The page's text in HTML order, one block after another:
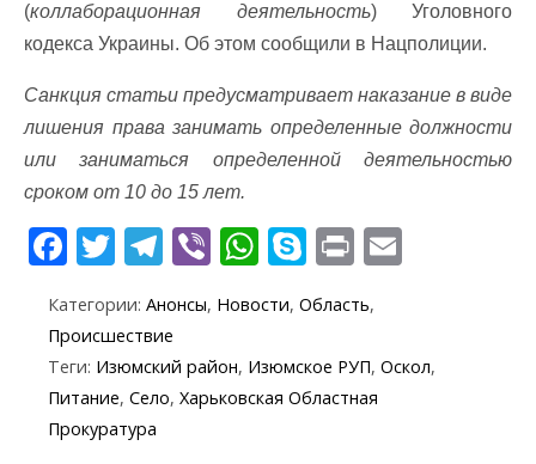
(коллаборационная деятельность) Уголовного
кодекса Украины. Об этом сообщили в Нацполиции.
Санкция статьи предусматривает наказание в виде
лишения права занимать определенные должности
или заниматься определенной деятельностью
сроком от 10 до 15 лет.
F
e
b
o
o
T
itt
er
T
e
gr
a
Vi
er
W
at
s
A
S
k
y
p
e
Pr
t
l
Категории: Анонсы, Новости, Область,
Происшествие
Теги: Изюмский район, Изюмское РУП, Оскол,
Питание, Село, Харьковская Областная
Прокуратура